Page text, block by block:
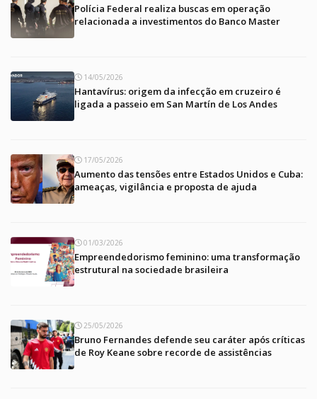
Polícia Federal realiza buscas em operação
relacionada a investimentos do Banco Master
14/05/2026
Hantavírus: origem da infecção em cruzeiro é
ligada a passeio em San Martín de Los Andes
17/05/2026
Aumento das tensões entre Estados Unidos e Cuba:
ameaças, vigilância e proposta de ajuda
01/03/2026
Empreendedorismo feminino: uma transformação
estrutural na sociedade brasileira
25/05/2026
Bruno Fernandes defende seu caráter após críticas
de Roy Keane sobre recorde de assistências